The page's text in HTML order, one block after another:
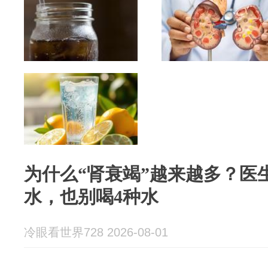
为什么“肾衰竭”越来越多？医
水，也别喝4种水
冷眼看世界728 2026-08-01